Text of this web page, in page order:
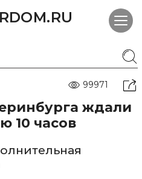
99971
ждали
10 часов